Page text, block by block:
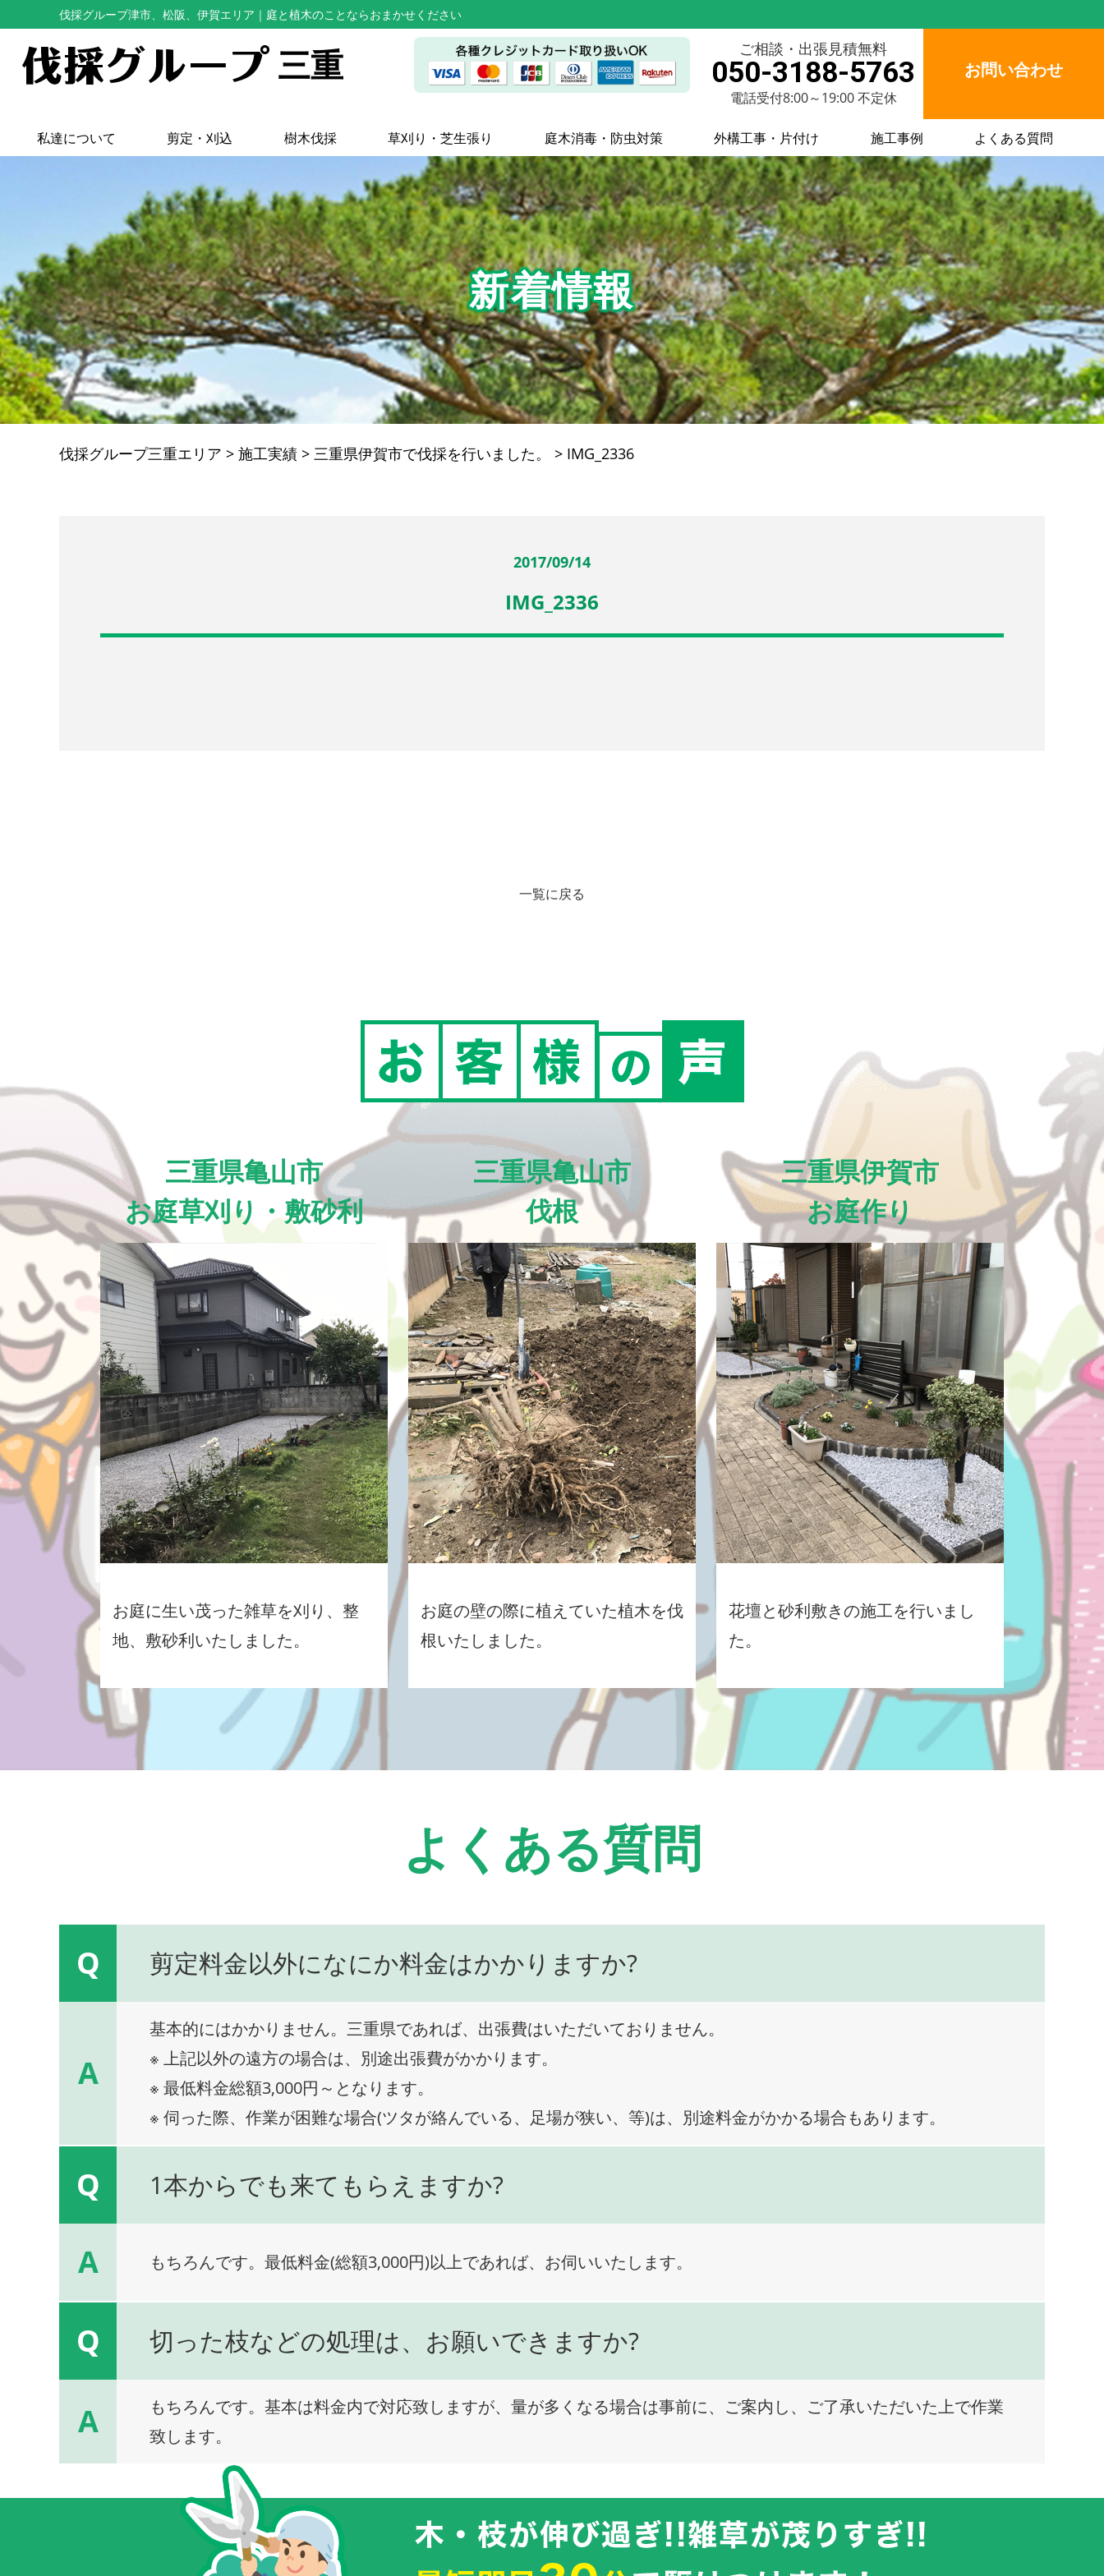
伐採グループ津市、松阪、伊賀エリア ｜庭と植木のことならおまかせください
三重 ご相談・出張見積無料
050-3188-5763
電話受付8:00～19:00 不定休
お問い合わせ
私達について 剪定・刈込 樹木伐採 草刈り・芝生張り 庭木消毒・防虫対策 外構工事・片付け 施工事例 よくある質問
新着情報
伐採グループ三重エリア > 施工実績 > 三重県伊賀市で伐採を行いました。 > IMG_2336
2017/09/14
IMG_2336
一覧に戻る
三重県亀山市
お庭草刈り・敷砂利
お庭に生い茂った雑草を刈り、整
地、敷砂利いたしました。
三重県亀山市
伐根
お庭の壁の際に植えていた植木を伐
根いたしました。
三重県伊賀市
お庭作り
花壇と砂利敷きの施工を行いまし
た。
よくある質問
Q 剪定料金以外になにか料金はかかりますか?
A
基本的にはかかりません。三重県であれば、出張費はいただいておりません。
※ 上記以外の遠方の場合は、別途出張費がかかります。
※ 最低料金総額3,000円～となります。
※ 伺った際、作業が困難な場合(ツタが絡んでいる、足場が狭い、等)は、別途料金がかかる場合もあります。
Q 1本からでも来てもらえますか?
A もちろんです。最低料金(総額3,000円)以上であれば、お伺いいたします。
Q 切った枝などの処理は、お願いできますか?
A
もちろんです。基本は料金内で対応致しますが、量が多くなる場合は事前に、ご案内し、ご了承いただいた上で作業
致します。